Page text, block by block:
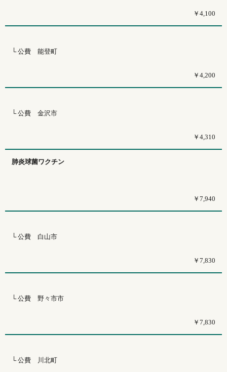
￥4,100
└ 公費 能登町
￥4,200
└ 公費 金沢市
￥4,310
肺炎球菌ワクチン
￥7,940
└ 公費 白山市
￥7,830
└ 公費 野々市市
￥7,830
└ 公費 川北町